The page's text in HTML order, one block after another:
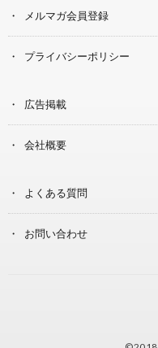
メルマガ会員登録
プライバシーポリシー
広告掲載
会社概要
よくある質問
お問い合わせ